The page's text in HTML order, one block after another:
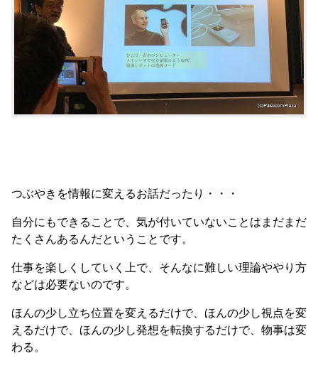
つぶやきを情報に変えるお話だったり・・・
自分にもできることで、気が付いていないことはまだまだ
たくさんあるんだということです。
仕事を楽しくしていく上で、そんなに難しい理論ややり方
などは必要ないのです。
ほんの少し立ち位置を変えるだけで、ほんの少し視点を変
えるだけで、ほんの少し発想を転換するだけで、物事は変
わる。